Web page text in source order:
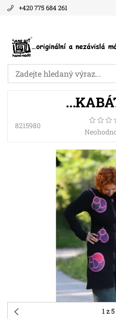
+420 775 684 261
8215980
1z 5